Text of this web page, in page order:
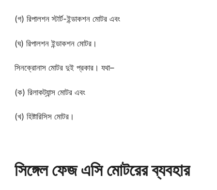
(গ) রিপালশন স্টার্ট-ইন্ডাকশন মোটর এবং
(ঘ) রিপালশন ইন্ডাকশন মোটর।
সিনক্রোনাস মোটর দুই প্রকার। যথা–
(ক) রিলাকট্যান্স মোটর এবং
(খ) হিষ্টারিসিস মোটর।
সিঙ্গেল ফেজ এসি মোটরের ব্যবহার